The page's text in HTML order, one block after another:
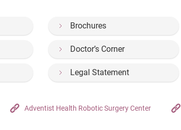
Brochures
Doctor’s Corner
Legal Statement
Adventist Health Robotic Surgery Center